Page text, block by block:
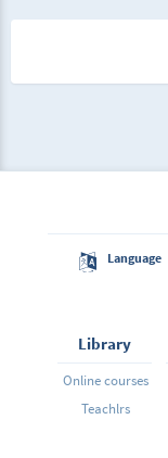
Language
Library
Online courses
Teachlrs